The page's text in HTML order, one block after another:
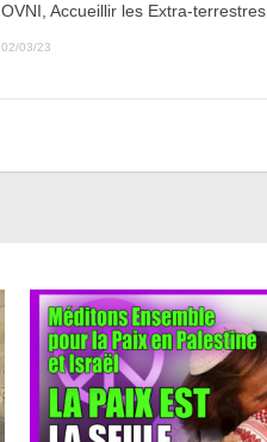
OVNI, Accueillir les Extra-terrestres
02/03/23